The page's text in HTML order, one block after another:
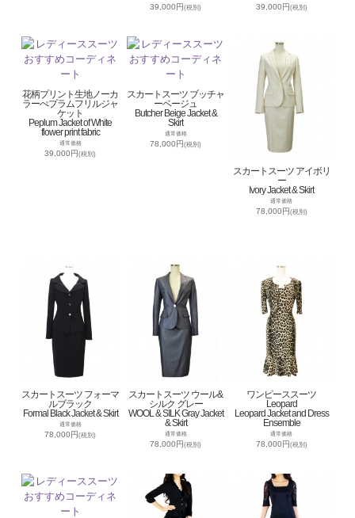
39,000円(税別) 39,000円(税別)
花柄プリント生地ノーカ
ラーぺプラムフリルジャ
ケット
Peplum Jacket of White
flower print fabric
通常価格
39,000円(税別)
スカートスーツ ブッチャ
ーベージュ
Butcher Beige Jacket &
Skirt
通常価格
78,000円(税別)
スカートスーツ アイボリ
ー
Ivory Jacket & Skirt
通常価格
78,000円(税別)
スカートスーツ フォーマ
ルブラック
Formal Black Jacket & Skirt
通常価格
78,000円(税別)
スカートスーツ ウール&
シルク グレー
WOOL & SILK Gray Jacket
& Skirt
通常価格
78,000円(税別)
ワンピーススーツ
Leopard
Leopard Jacket and Dress
Ensemble
通常価格
78,000円(税別)